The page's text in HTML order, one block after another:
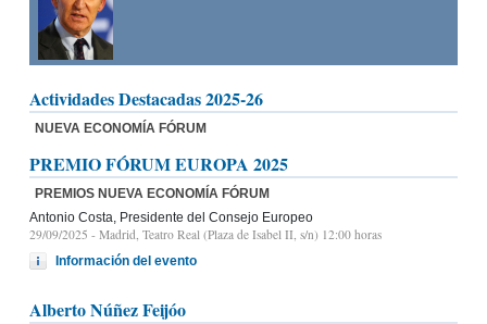
Actividades Destacadas 2025-26
NUEVA ECONOMÍA FÓRUM
PREMIO FÓRUM EUROPA 2025
PREMIOS NUEVA ECONOMÍA FÓRUM
Antonio Costa, Presidente del Consejo Europeo
29/09/2025 - Madrid, Teatro Real (Plaza de Isabel II, s/n) 12:00 horas
Información del evento
Alberto Núñez Feijóo